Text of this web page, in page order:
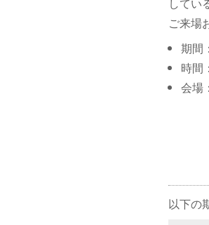
ご来場
期間
時間
会場
以下の